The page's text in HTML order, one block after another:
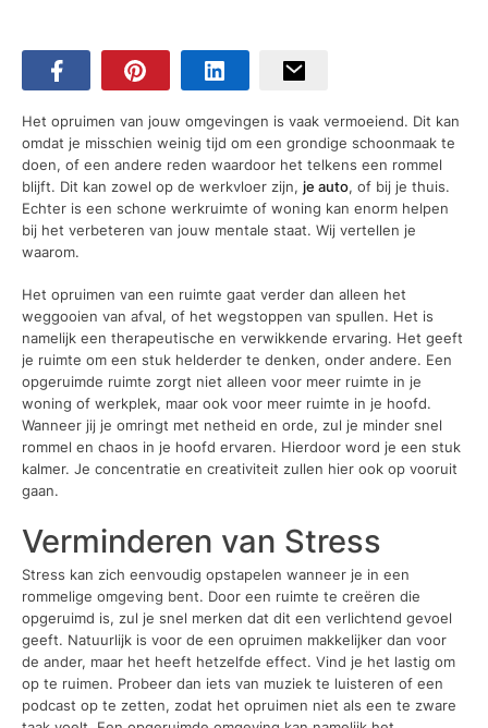
Het opruimen van jouw omgevingen is vaak vermoeiend. Dit kan
omdat je misschien weinig tijd om een grondige schoonmaak te
doen, of een andere reden waardoor het telkens een rommel
blijft. Dit kan zowel op de werkvloer zijn, je auto, of bij je thuis.
Echter is een schone werkruimte of woning kan enorm helpen
bij het verbeteren van jouw mentale staat. Wij vertellen je
waarom.
Het opruimen van een ruimte gaat verder dan alleen het
weggooien van afval, of het wegstoppen van spullen. Het is
namelijk een therapeutische en verwikkende ervaring. Het geeft
je ruimte om een stuk helderder te denken, onder andere. Een
opgeruimde ruimte zorgt niet alleen voor meer ruimte in je
woning of werkplek, maar ook voor meer ruimte in je hoofd.
Wanneer jij je omringt met netheid en orde, zul je minder snel
rommel en chaos in je hoofd ervaren. Hierdoor word je een stuk
kalmer. Je concentratie en creativiteit zullen hier ook op vooruit
gaan.
Verminderen van Stress
Stress kan zich eenvoudig opstapelen wanneer je in een
rommelige omgeving bent. Door een ruimte te creëren die
opgeruimd is, zul je snel merken dat dit een verlichtend gevoel
geeft. Natuurlijk is voor de een opruimen makkelijker dan voor
de ander, maar het heeft hetzelfde effect. Vind je het lastig om
op te ruimen. Probeer dan iets van muziek te luisteren of een
podcast op te zetten, zodat het opruimen niet als een te zware